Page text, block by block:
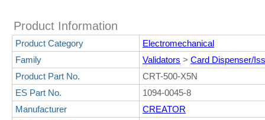
Product Information
Product Category
Electromechanical
Family
Validators > Card Dispenser/
Product Part No.
CRT-500-X5N
ES Part No.
1094-0045-8
Manufacturer
CREATOR